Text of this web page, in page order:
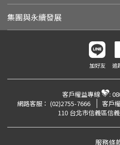
集團與永續發展
加好友 追
客戶權益專線 :
網路客服： (02)2755-7666 客戶
110 台北市信義區信
服務條